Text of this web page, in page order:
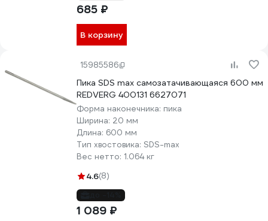
685 ₽
В корзину
15985586
Пика SDS max самозатачивающаяся 600 мм
REDVERG 400131 6627071
Форма наконечника: пика
Ширина: 20 мм
Длина: 600 мм
Тип хвостовика: SDS-max
Вес нетто: 1.064 кг
4.6(8)
1 089 ₽